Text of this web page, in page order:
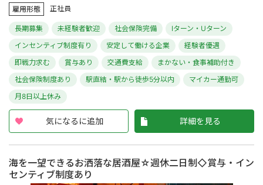
雇用形態
正社員
長期募集 未経験者歓迎 社会保険完備
Iターン・Uターン
インセンティブ制度有り
安定して働ける企業
経験者優遇
即戦力求む
賞与あり 交通費支給
まかない・食事補助付き
社会保険制度あり
駅直結・駅から徒歩5分以内
マイカー通勤可
月8日以上休み
気になるに追加 詳細を見る
海を一望できるお洒落な居酒屋☆週休二日制◇賞与・イン
センティブ制度あり